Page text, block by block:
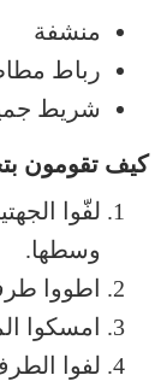
منشفة
رباط
شريط
كيف تقومون
لفّوا
وسطها.
اطووا
امسكوا
لفوا